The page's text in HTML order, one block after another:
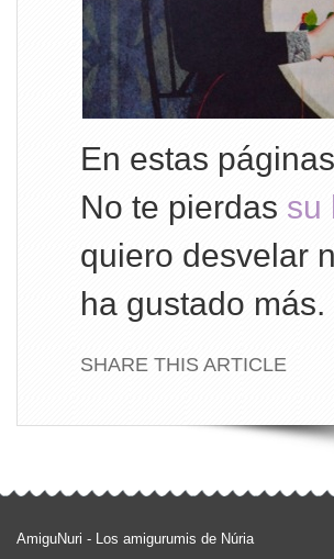
En estas
No te pierdas su
quiero desvelar
ha gustado más.
SHARE THIS ARTICLE
AmiguNuri - Los amigurumis de Núria